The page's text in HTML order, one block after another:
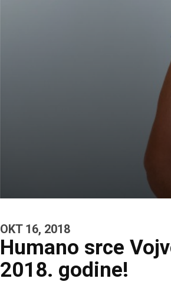
OKT 16, 2018
Humano srce
2018. godine!